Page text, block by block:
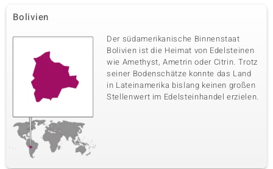
Bolivien
Der südamerikanische Binnenstaat
Bolivien ist die Heimat von Edelsteinen
wie Amethyst, Ametrin oder Citrin. Trotz
seiner Bodenschätze konnte das Land
in Lateinamerika bislang keinen großen
Stellenwert im Edelsteinhandel erzielen.